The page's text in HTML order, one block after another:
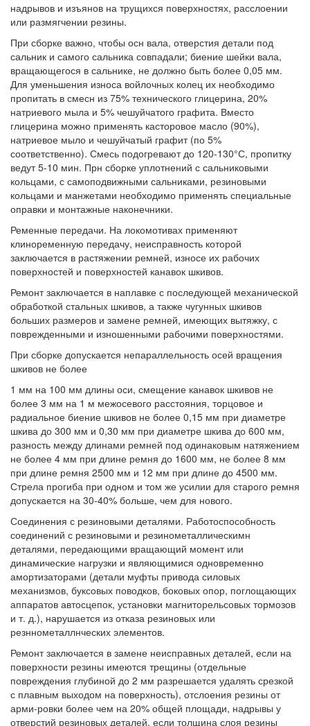
надрывов и изъянов на трущихся поверхностях, расслоении
или размягчении резины.
При сборке важно, чтобы осн вала, отверстия детали под
сальник и самого сальника совпадали; биение шейки вала,
вращающегося в сальнике, не должно быть более 0,05 мм.
Для уменьшения износа войлочных колец их необходимо
пропитать в смесн из 75% технического глицерина, 20%
натриевого мыла и 5% чешуйчатого графита. Вместо
глицерина можно применять касторовое масло (90%),
натриевое мыло и чешуйчатый графит (по 5%
соответственно). Смесь подогревают до 120-130°С, пропитку
ведут 5-10 мин. Прн сборке уплотнений с сальниковыми
кольцами, с самоподвижными сальниками, резиновыми
кольцами и манжетами необходимо применять специальные
оправки и монтажные наконечники.
Ременные передачи. На локомотивах применяют
клиноременную передачу, неисправность которой
заключается в растяжении ремней, износе их рабочих
поверхностей и поверхностей канавок шкивов.
Ремонт заключается в наплавке с последующей механической
обработкой стальных шкивов, а также чугунных шкивов
больших размеров и замене ремней, имеющих вытяжку, с
поврежденными и изношенными рабочими поверхностями.
При сборке допускается непараллельность осей вращения
шкивов не более
1 мм на 100 мм длины оси, смещение канавок шкивов не
более 3 мм на 1 м межосевого расстояния, торцовое и
радиальное биение шкивов не более 0,15 мм при диаметре
шкива до 300 мм и 0,30 мм при диаметре шкива до 600 мм,
разность между длинами ремней под одинаковым натяжением
не более 4 мм при длине ремня до 1600 мм, не более 8 мм
при длине ремня 2500 мм и 12 мм при длине до 4500 мм.
Стрела прогиба при одном и том же усилии для старого ремня
допускается на 30-40% больше, чем для нового.
Соединения с резиновыми деталями. Работоспособность
соединений с резиновыми и резинометаллическимн
деталями, передающими вращающий момент или
динамические нагрузки и являющимися одновременно
амортизаторами (детали муфты привода силовых
механизмов, буксовых поводков, боковых опор, поглощающих
аппаратов автосцепок, установки магниторельсовых тормозов
и т. д.), нарушается из отказа резиновых или
резннометаллнческих элементов.
Ремонт заключается в замене неисправных деталей, если на
поверхности резины имеются трещины (отдельные
повреждения глубиной до 2 мм разрешается удалять срезкой
с плавным выходом на поверхность), отслоения резины от
арми-ровки более чем на 20% общей площади, надрывы у
отверстий резиновых деталей, если толщина слоя резины